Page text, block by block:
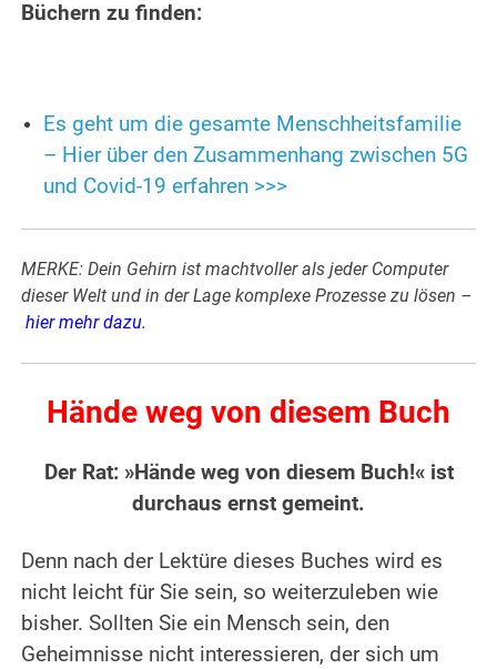
Büchern zu finden:
Es geht um die gesamte Menschheitsfamilie
– Hier über den Zusammenhang zwischen 5G
und Covid-19 erfahren >>>
MERKE: Dein Gehirn ist machtvoller als jeder Computer
dieser Welt und in der Lage komplexe Prozesse zu lösen –
hier mehr dazu.
Hände weg von diesem Buch
Der Rat: »Hände weg von diesem Buch!« ist
durchaus ernst gemeint.
Denn nach der Lektüre dieses Buches wird es
nicht leicht für Sie sein, so weiterzuleben wie
bisher. Sollten Sie ein Mensch sein, den
Geheimnisse nicht interessieren, der sich um